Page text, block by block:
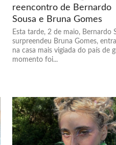
reencontro de Bernardo
Sousa e Bruna Gomes
Esta tarde, 2 de maio, Bernardo
surpreendeu Bruna Gomes,
na casa mais vigiada do país de
momento foi...